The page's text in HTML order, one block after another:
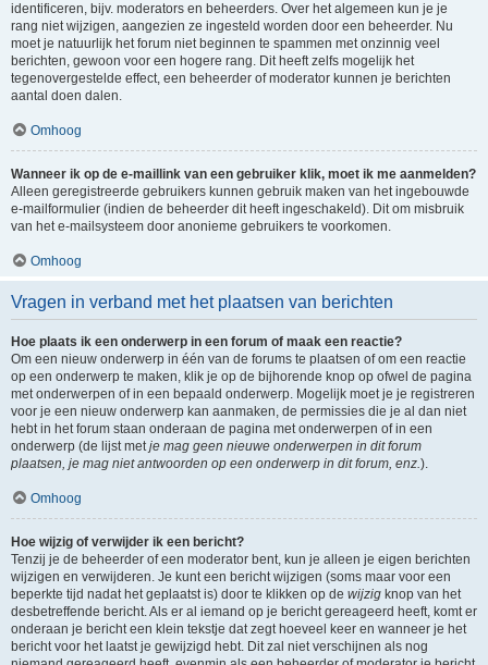
identificeren, bijv. moderators en beheerders. Over het algemeen kun je je
rang niet wijzigen, aangezien ze ingesteld worden door een beheerder. Nu
moet je natuurlijk het forum niet beginnen te spammen met onzinnig veel
berichten, gewoon voor een hogere rang. Dit heeft zelfs mogelijk het
tegenovergestelde effect, een beheerder of moderator kunnen je berichten
aantal doen dalen.
Omhoog
Wanneer ik op de e-maillink van een gebruiker klik, moet ik me aanmelden?
Alleen geregistreerde gebruikers kunnen gebruik maken van het ingebouwde
e-mailformulier (indien de beheerder dit heeft ingeschakeld). Dit om misbruik
van het e-mailsysteem door anonieme gebruikers te voorkomen.
Omhoog
Vragen in verband met het plaatsen van berichten
Hoe plaats ik een onderwerp in een forum of maak een reactie?
Om een nieuw onderwerp in één van de forums te plaatsen of om een reactie
op een onderwerp te maken, klik je op de bijhorende knop op ofwel de pagina
met onderwerpen of in een bepaald onderwerp. Mogelijk moet je je registreren
voor je een nieuw onderwerp kan aanmaken, de permissies die je al dan niet
hebt in het forum staan onderaan de pagina met onderwerpen of in een
onderwerp (de lijst metje mag geen nieuwe onderwerpen in dit forum
plaatsen, je mag niet antwoorden op een onderwerp in dit forum, enz.).
Omhoog
Hoe wijzig of verwijder ik een bericht?
Tenzij je de beheerder of een moderator bent, kun je alleen je eigen berichten
wijzigen en verwijderen. Je kunt een bericht wijzigen (soms maar voor een
beperkte tijd nadat het geplaatst is) door te klikken op de wijzig knop van het
desbetreffende bericht. Als er al iemand op je bericht gereageerd heeft, komt er
onderaan je bericht een klein tekstje dat zegt hoeveel keer en wanneer je het
bericht voor het laatst je gewijzigd hebt. Dit zal niet verschijnen als nog